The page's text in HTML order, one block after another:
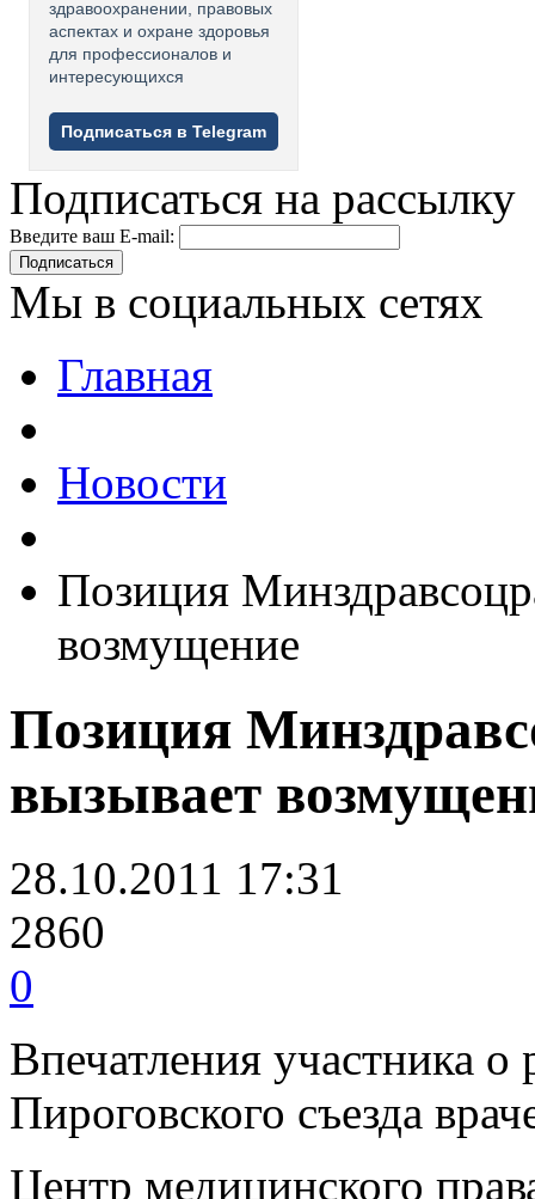
здравоохранении, правовых
аспектах и охране здоровья
для профессионалов и
интересующихся
Подписаться в Telegram
Подписаться на рассылку
Введите ваш E-mail:
Подписаться
Мы в социальных сетях
Главная
Новости
Позиция
возмущение
Позиция
вызывает
28.10.2011 17:31
2860
0
Впечатления участника
Пироговского съезда
Центр медицинского